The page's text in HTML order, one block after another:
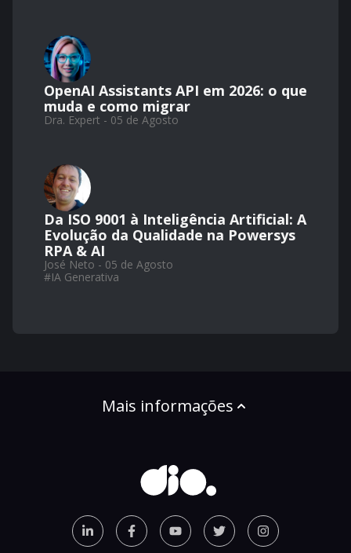
OpenAI Assistants API em 2026: o que
muda e como migrar
Dra. Expert - 05 de Agosto
Da ISO 9001 à Inteligência Artificial: A
Evolução da Qualidade na Powersys
RPA & AI
José Neto - 05 de Agosto
#IA Generativa
Mais informações